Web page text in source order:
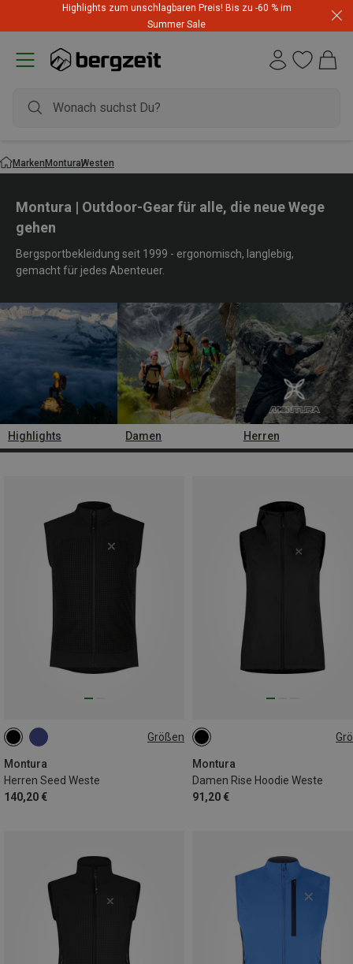
Highlights zum unschlagbaren Preis! Bis zu -60 % im
Summer Sale
MarkenMonturaWesten
Montura | Outdoor-Gear für alle, die neue Wege
gehen
Bergsportbekleidung seit 1999 - ergonomisch, langlebig,
gemacht für jedes Abenteuer.
Highlights Damen Herren
Größen
Montura
Herren Seed Weste
140,20 €
S XL
Montura
Damen Rise Hoodie Weste
91,20 €
M